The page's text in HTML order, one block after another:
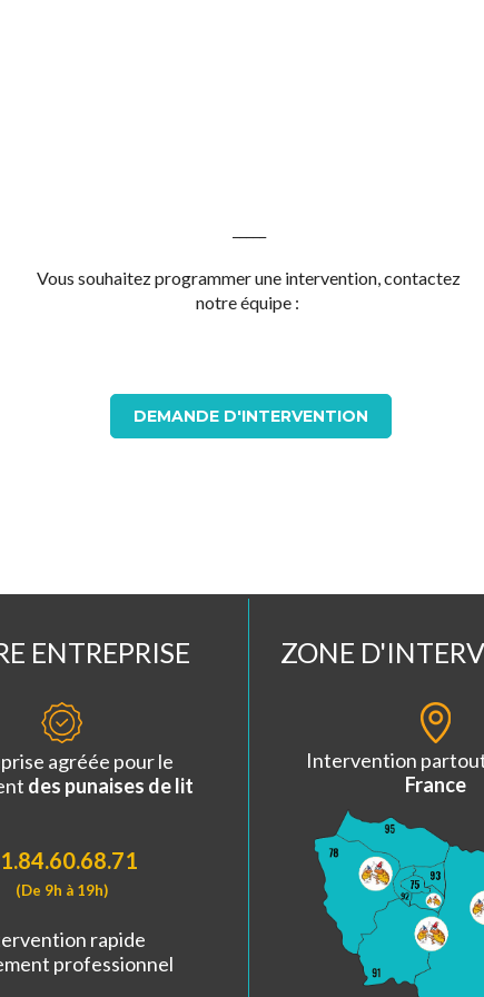
Vous souhaitez programmer une intervention, contactez
notre équipe :
DEMANDE D'INTERVENTION
ENTREPRISE
agréée pour le
des punaises de lit
(De 9h à 19h)
rapide
professionnel
ZONE
Intervention
France